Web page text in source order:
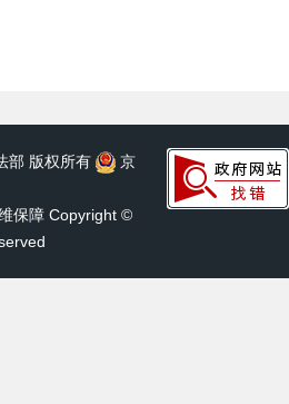
部 版权所有
京
保障 Copyright ©